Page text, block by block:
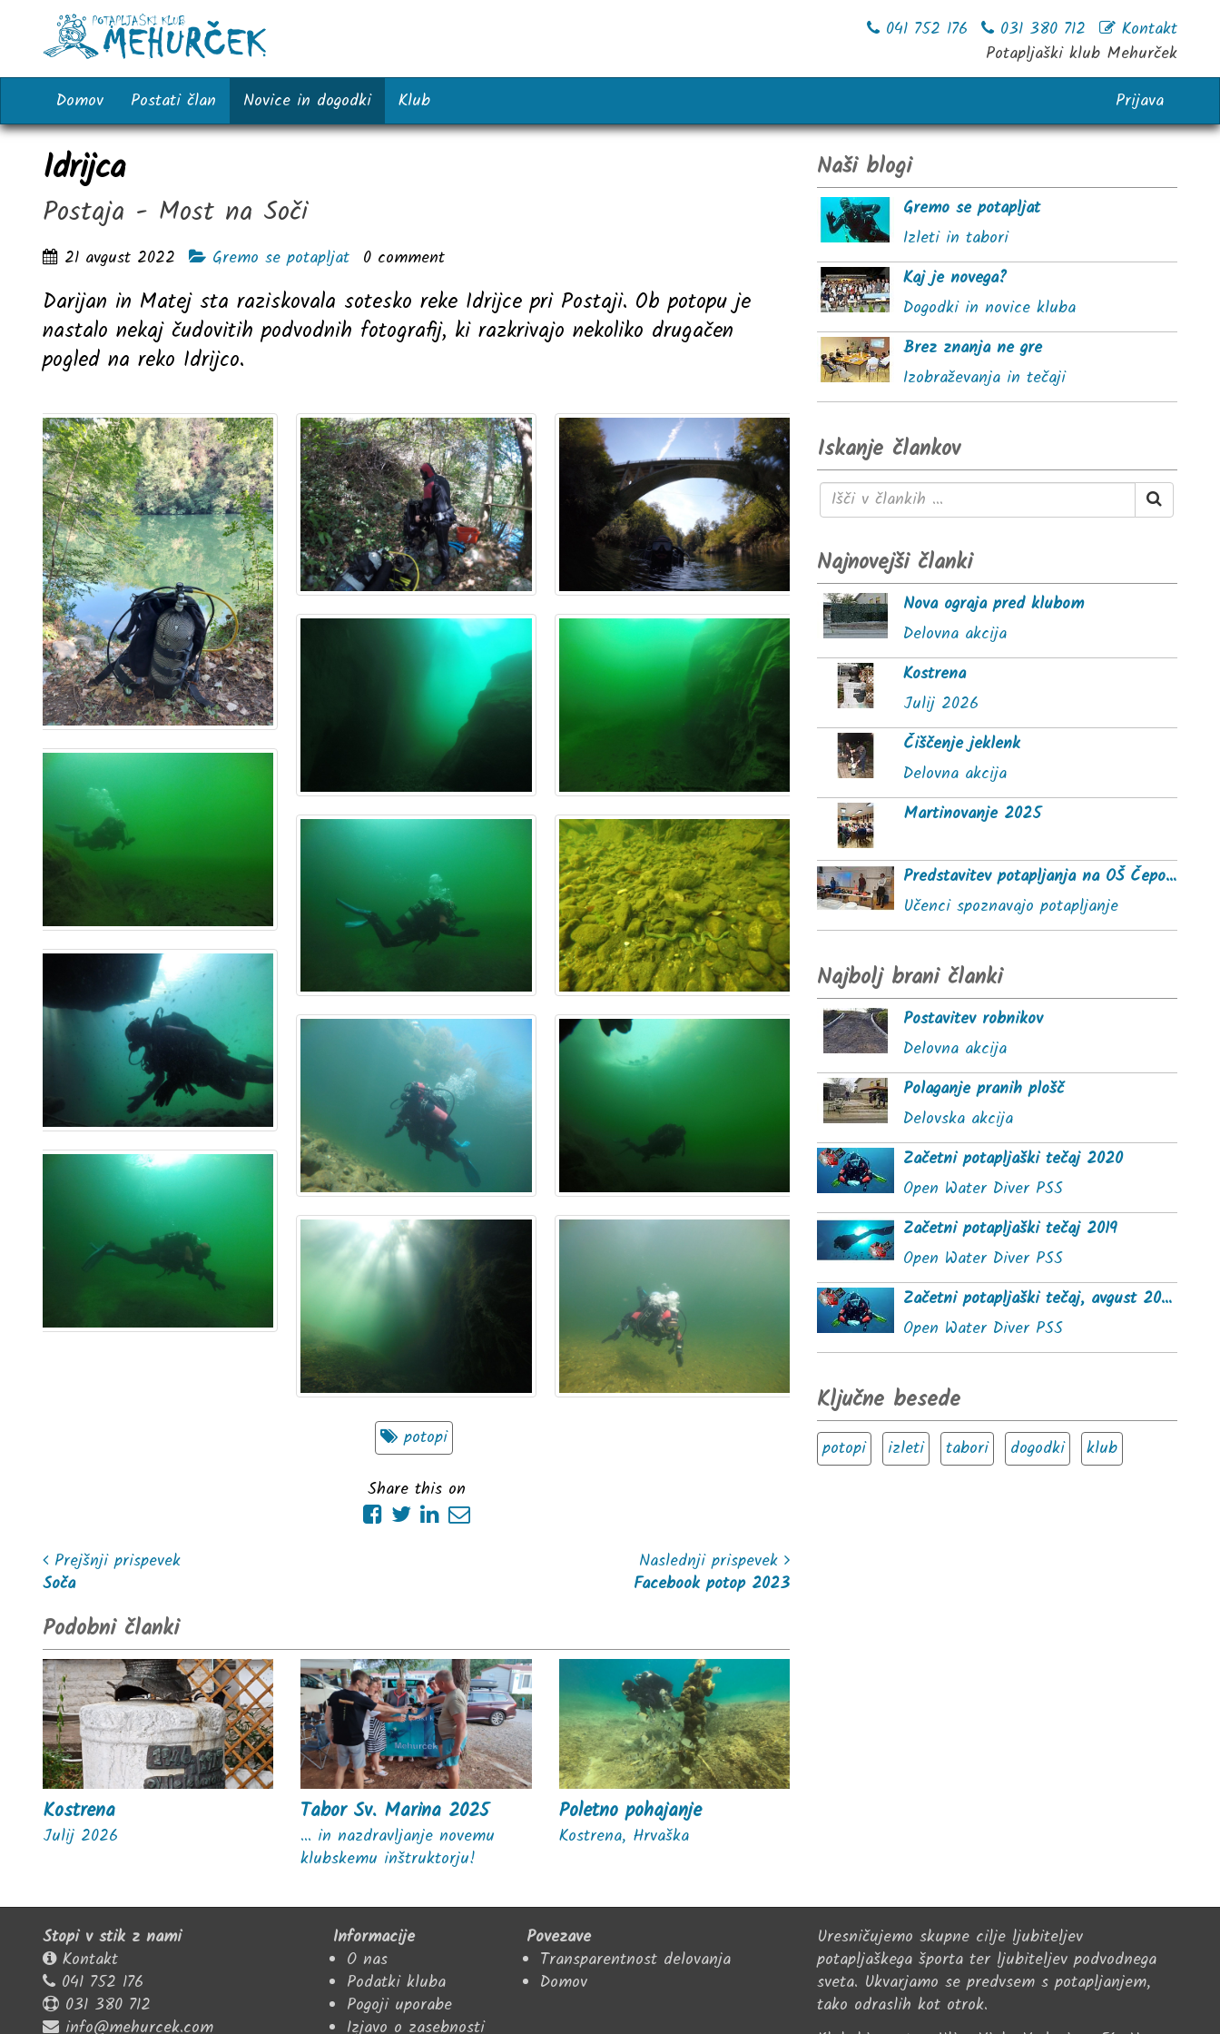
Kontakt
031 380 712
041 752 176
Potapljaški klub Mehurček
Domov
Postati član Novice in dogodki Klub Prijava
Idrijca
Postaja - Most na Soči
21 avgust 2022 Gremo se potapljat 0 comment
Darijan in Matej sta raziskovala sotesko reke Idrijce pri Postaji. Ob potopu je
nastalo nekaj čudovitih podvodnih fotografij, ki razkrivajo nekoliko drugačen
pogled na reko Idrijco.
potopi
Share this on
Prejšnji prispevek
Soča
Naslednji prispevek
Facebook potop 2023
Podobni članki
Kostrena
Julij 2026
Tabor Sv. Marina 2025
... in nazdravljanje novemu
klubskemu inštruktorju!
Poletno pohajanje
Kostrena, Hrvaška
Naši blogi
Gremo se potapljat
Izleti in tabori
Kaj je novega?
Dogodki in novice kluba
Brez znanja ne gre
Izobraževanja in tečaji
Iskanje člankov
Najnovejši članki
Nova ograja pred klubom
Delovna akcija
Kostrena
Julij 2026
Čiščenje jeklenk
Delovna akcija
Martinovanje 2025
Predstavitev potapljanja na OŠ Čepovan
Učenci spoznavajo potapljanje
Najbolj brani članki
Postavitev robnikov
Delovna akcija
Polaganje pranih plošč
Delovska akcija
Začetni potapljaški tečaj 2020
Open Water Diver PSS
Začetni potapljaški tečaj 2019
Open Water Diver PSS
Začetni potapljaški tečaj, avgust 2020
Open Water Diver PSS
Ključne besede
potopi izleti tabori dogodki klub
Stopi v stik z nami
Kontakt
041 752 176
031 380 712
info@mehurcek.com
Informacije
O nas
Podatki kluba
Pogoji uporabe
Izjavo o zasebnosti
Povezave
Transparentnost delovanja
Domov
Uresničujemo skupne cilje ljubiteljev
potapljaškega športa ter ljubiteljev podvodnega
sveta. Ukvarjamo se predvsem s potapljanjem,
tako odraslih kot otrok.